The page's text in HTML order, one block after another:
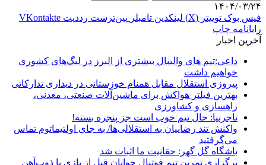
۱۴۰۴/۰۳/۲۴
فیس بوک توییتر (X) لینکدین ‫تامبلر ‫پین‌ترست ‫رددیت ‫VKontakte
رایانامه چاپ
آخرین اخبار
داعی:تیم های والیبال بیشتری از البرز در لیگ‌های کشوری
خواهیم داشت
پیروزی استقلال مقابل همنام خوزستانی در دیداری تدارکاتی
بهترین فیلتر هواکش برای ماشین‌آلات صنعتی، معدنی،
راهسازی و کشاورزی
تاجرنیا: حال تیم خوب است جز پنجره بسته!
واکنش تند رضاییان به استقلالی‌ها/ به جای اولتیماتوم تماس
می‌گرفتید
باشگاه گل گهر: حقانیت ما اثبات شد
برگزاری تمرین تیم فوتبال جوانان قبل از بازی با ذوب‌آهن